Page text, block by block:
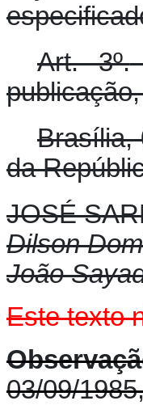
Art. 3º.
Brasília,
da
JOSÉ
Dilson
João
Este texto
03/09/